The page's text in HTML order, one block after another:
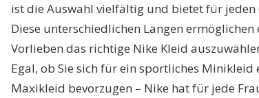
ist die Auswahl vielfältig und bietet für jeden
Diese unterschiedlichen Längen
Vorlieben das richtige Nike Kleid
Egal, ob Sie sich für ein sportliches
Maxikleid bevorzugen – Nike hat für jede